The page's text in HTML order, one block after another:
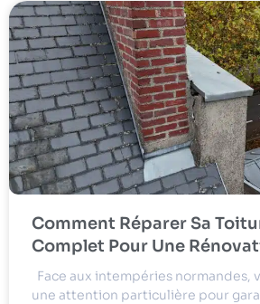
Comment Réparer Sa
Complet Pour Une
Face aux intempéries normandes,
une attention particulière pour